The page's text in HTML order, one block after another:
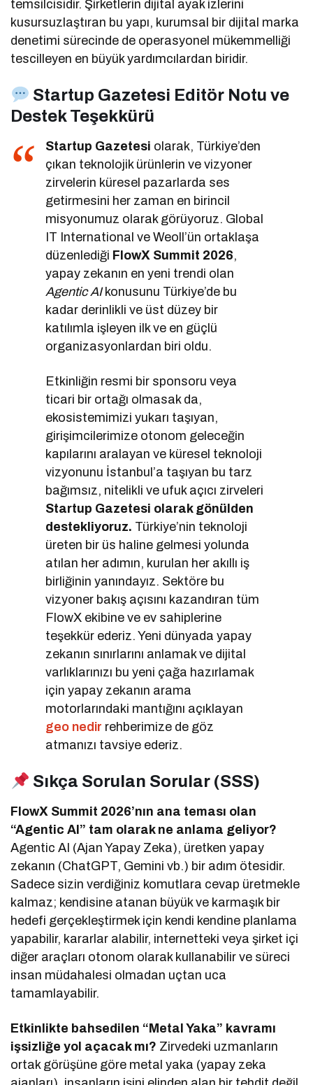
temsilcisidir. Şirketlerin dijital ayak izlerini
kusursuzlaştıran bu yapı, kurumsal bir dijital marka
denetimi sürecinde de operasyonel mükemmelliği
tescilleyen en büyük yardımcılardan biridir.
Startup Gazetesi Editör Notu ve
Destek Teşekkürü
Startup Gazetesi olarak, Türkiye’den
çıkan teknolojik ürünlerin ve vizyoner
zirvelerin küresel pazarlarda ses
getirmesini her zaman en birincil
misyonumuz olarak görüyoruz. Global
IT International ve Weoll’ün ortaklaşa
düzenlediği FlowX Summit 2026,
yapay zekanın en yeni trendi olan
Agentic AIkonusunu Türkiye’de bu
kadar derinlikli ve üst düzey bir
katılımla işleyen ilk ve en güçlü
organizasyonlardan biri oldu.
Etkinliğin resmi bir sponsoru veya
ticari bir ortağı olmasak da,
ekosistemimizi yukarı taşıyan,
girişimcilerimize otonom geleceğin
kapılarını aralayan ve küresel teknoloji
vizyonunu İstanbul’a taşıyan bu tarz
bağımsız, nitelikli ve ufuk açıcı zirveleri
Startup Gazetesi olarak gönülden
destekliyoruz. Türkiye’nin teknoloji
üreten bir üs haline gelmesi yolunda
atılan her adımın, kurulan her akıllı iş
birliğinin yanındayız. Sektöre bu
vizyoner bakış açısını kazandıran tüm
FlowX ekibine ve ev sahiplerine
teşekkür ederiz. Yeni dünyada yapay
zekanın sınırlarını anlamak ve dijital
varlıklarınızı bu yeni çağa hazırlamak
için yapay zekanın arama
motorlarındaki mantığını açıklayan
geo nedir rehberimize de göz
atmanızı tavsiye ederiz.
Sıkça Sorulan Sorular (SSS)
FlowX Summit 2026’nın ana teması olan
“Agentic AI” tam olarak ne anlama geliyor?
Agentic AI (Ajan Yapay Zeka), üretken yapay
zekanın (ChatGPT, Gemini vb.) bir adım ötesidir.
Sadece sizin verdiğiniz komutlara cevap üretmekle
kalmaz; kendisine atanan büyük ve karmaşık bir
hedefi gerçekleştirmek için kendi kendine planlama
yapabilir, kararlar alabilir, internetteki veya şirket içi
diğer araçları otonom olarak kullanabilir ve süreci
insan müdahalesi olmadan uçtan uca
tamamlayabilir.
Etkinlikte bahsedilen “Metal Yaka” kavramı
işsizliğe yol açacak mı? Zirvedeki uzmanların
ortak görüşüne göre metal yaka (yapay zeka